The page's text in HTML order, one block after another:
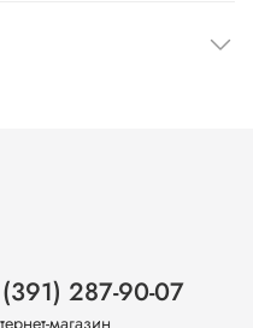
287-90-07
магазин